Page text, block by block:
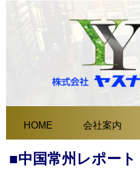
HOME 会社案内
■中国常州レポート